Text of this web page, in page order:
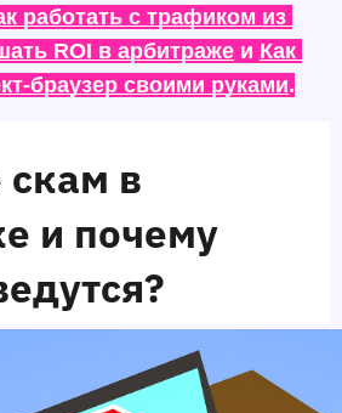
работать с трафиком из
ROI в арбитраже и Как
браузер своими руками.
скам в
и почему